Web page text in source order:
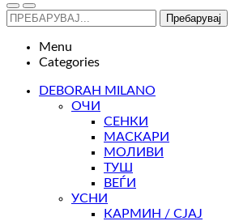
Пребарувај
Menu
Categories
DEBORAH MILANO
ОЧИ
СЕНКИ
МАСКАРИ
МОЛИВИ
ТУШ
ВЕЃИ
УСНИ
КАРМИН / СЈАЈ